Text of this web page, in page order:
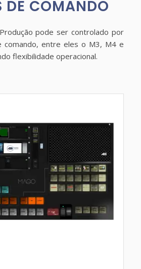
DE COMANDO
pode ser controlado por
comando, entre eles o M3, M4 e
flexibilidade operacional.